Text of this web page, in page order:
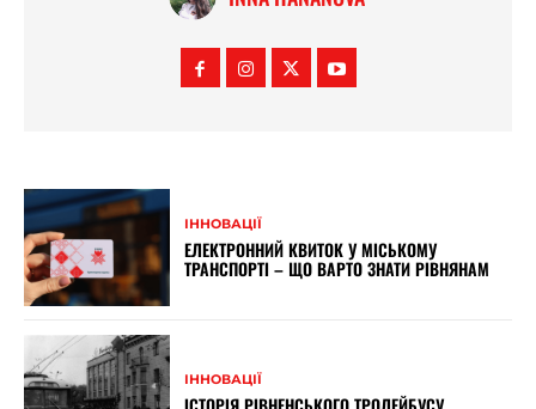
ІННОВАЦІЇ
ЕЛЕКТРОННИЙ КВИТОК У МІСЬКОМУ
ТРАНСПОРТІ – ЩО ВАРТО ЗНАТИ РІВНЯНАМ
ІННОВАЦІЇ